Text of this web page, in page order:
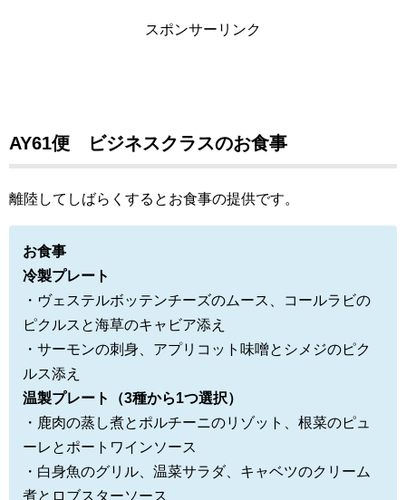
スポンサーリンク
AY61便 ビジネスクラスのお食事
離陸してしばらくするとお食事の提供です。
お食事
冷製プレート
・ヴェステルボッテンチーズのムース、コールラビの
ピクルスと海草のキャビア添え
・サーモンの刺身、アプリコット味噌とシメジのピク
ルス添え
温製プレート（3種から1つ選択）
・鹿肉の蒸し煮とポルチーニのリゾット、根菜のピュ
ーレとポートワインソース
・白身魚のグリル、温菜サラダ、キャベツのクリーム
煮とロブスターソース